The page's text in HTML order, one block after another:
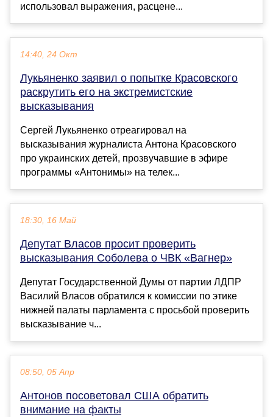
использовал выражения, расцене...
14:40, 24 Окт
Лукьяненко заявил о попытке Красовского
раскрутить его на экстремистские
высказывания
Сергей Лукьяненко отреагировал на
высказывания журналиста Антона Красовского
про украинских детей, прозвучавшие в эфире
программы «Антонимы» на телек...
18:30, 16 Май
Депутат Власов просит проверить
высказывания Соболева о ЧВК «Вагнер»
Депутат Государственной Думы от партии ЛДПР
Василий Власов обратился к комиссии по этике
нижней палаты парламента с просьбой проверить
высказывание ч...
08:50, 05 Апр
Антонов посоветовал США обратить
внимание на факты